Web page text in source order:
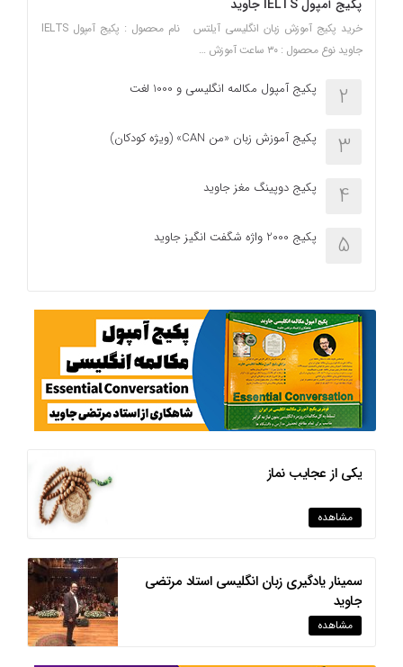
پکیج آمپول IELTS جاوید
خرید پکیج آموزش زبان انگلیسی آیلتس نام محصول : پکیج آمپول IELTS
جاوید نوع محصول : ۳۰ ساعت آموزش …
2 پکیج آمپول مکالمه انگلیسی و 1000 لغت
3 پکیج آموزش زبان «من CAN» (ویژه کودکان)
4 پکیج دوپینگ مغز جاوید
5 پکیج 2000 واژه شگفت انگیز جاوید
یکی از عجایب نماز
مشاهده
سمینار یادگیری زبان انگلیسی استاد مرتضی
جاوید
مشاهده